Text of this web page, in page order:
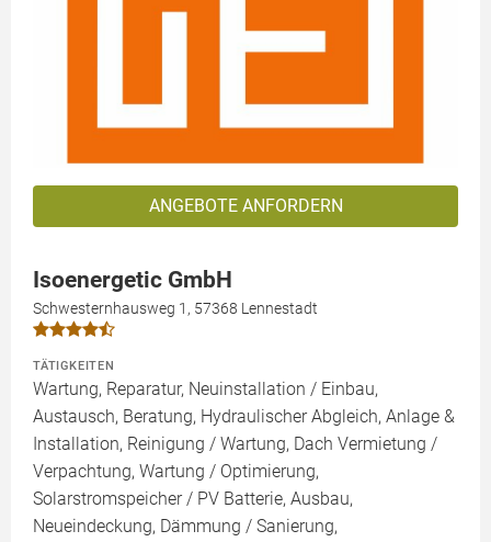
ANGEBOTE ANFORDERN
Isoenergetic GmbH
Schwesternhausweg 1, 57368 Lennestadt
TÄTIGKEITEN
Wartung, Reparatur, Neuinstallation / Einbau,
Austausch, Beratung, Hydraulischer Abgleich, Anlage &
Installation, Reinigung / Wartung, Dach Vermietung /
Verpachtung, Wartung / Optimierung,
Solarstromspeicher / PV Batterie, Ausbau,
Neueindeckung, Dämmung / Sanierung,